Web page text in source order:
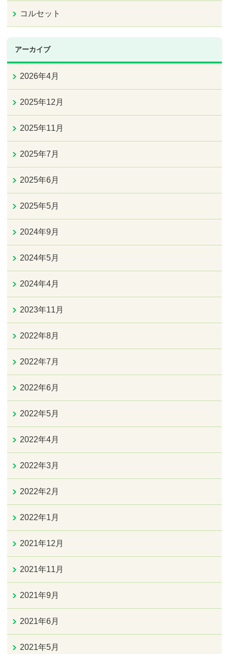
コルセット
アーカイブ
2026年4月
2025年12月
2025年11月
2025年7月
2025年6月
2025年5月
2024年9月
2024年5月
2024年4月
2023年11月
2022年8月
2022年7月
2022年6月
2022年5月
2022年4月
2022年3月
2022年2月
2022年1月
2021年12月
2021年11月
2021年9月
2021年6月
2021年5月